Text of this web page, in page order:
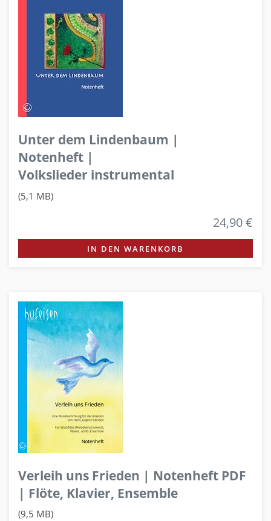
Unter dem Lindenbaum |
Notenheft |
Volkslieder instrumental
(5,1 MB)
24,90 €
IN DEN WARENKORB
Verleih uns Frieden | Notenheft PDF
| Flöte, Klavier, Ensemble
(9,5 MB)